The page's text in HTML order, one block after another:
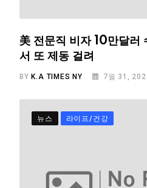
美 전문직 비자 10만달러
서 또 제동 걸려
BY K.A TIMES NY 7월 31,
뉴스 라이프/건강